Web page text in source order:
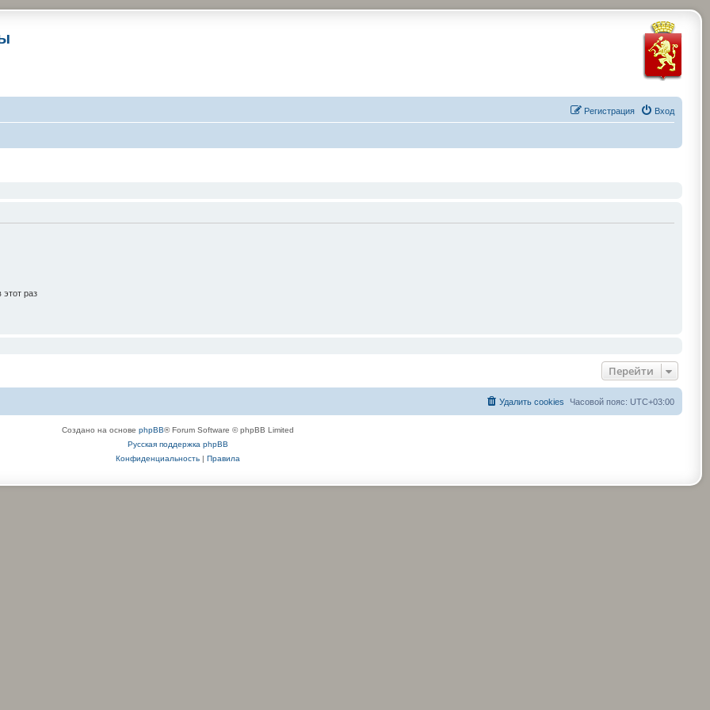
Вход
Регистрация
раз
Перейти
Часовой пояс: UTC+03:00
Удалить cookies
Создано на основе phpBB® Forum Software © phpBB Limited
Русская поддержка phpBB
Конфиденциальность| Правила